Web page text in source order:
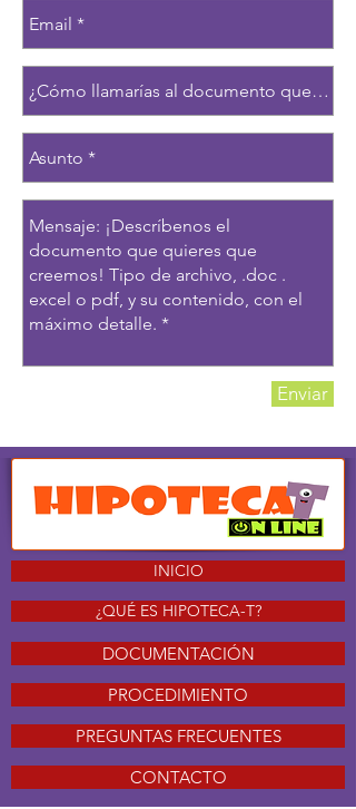
Enviar
INICIO
¿QUÉ ES HIPOTECA-T?
DOCUMENTACIÓN
PROCEDIMIENTO
PREGUNTAS FRECUENTES
CONTACTO